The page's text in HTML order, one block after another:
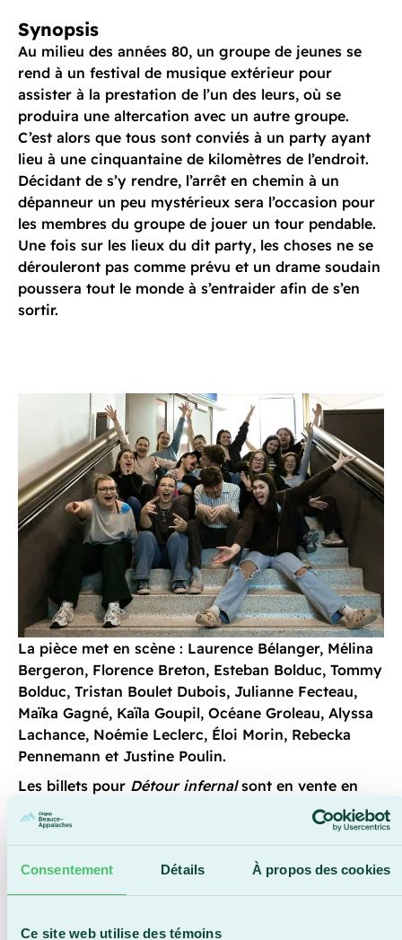
Consentement Détails À propos des cookies
Ce site web utilise des témoins
Synopsis
Au milieu des années 80, un groupe de jeunes se
rend à un festival de musique extérieur pour
assister à la prestation de l’un des leurs, où se
produira une altercation avec un autre groupe.
C’est alors que tous sont conviés à un party ayant
lieu à une cinquantaine de kilomètres de l’endroit.
Décidant de s’y rendre, l’arrêt en chemin à un
dépanneur un peu mystérieux sera l’occasion pour
les membres du groupe de jouer un tour pendable.
Une fois sur les lieux du dit party, les choses ne se
dérouleront pas comme prévu et un drame soudain
poussera tout le monde à s’entraider afin de s’en
sortir.
La pièce met en scène : Laurence Bélanger, Mélina
Bergeron, Florence Breton, Esteban Bolduc, Tommy
Bolduc, Tristan Boulet Dubois, Julianne Fecteau,
Maïka Gagné, Kaïla Goupil, Océane Groleau, Alyssa
Lachance, Noémie Leclerc, Éloi Morin, Rebecka
Pennemann et Justine Poulin.
Les billets pour Détour infernalsont en vente en
au coût de 10 $. Ils seront également
disponibles à l’entrée les soirs de représentation.
Pour plus d’information, composez le 418 228-8896,
poste 2114.
Cette production du Socioculturel est soutenue par